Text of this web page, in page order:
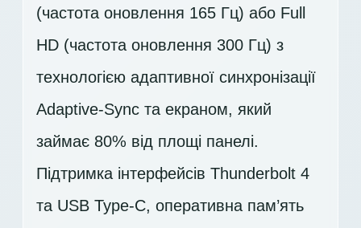
(частота оновлення 165 Гц) або Full
HD (частота оновлення 300 Гц) з
технологією адаптивної синхронізації
Adaptive-Sync та екраном, який
займає 80% від площі панелі.
Підтримка інтерфейсів Thunderbolt 4
та USB Type-C, оперативна пам’ять